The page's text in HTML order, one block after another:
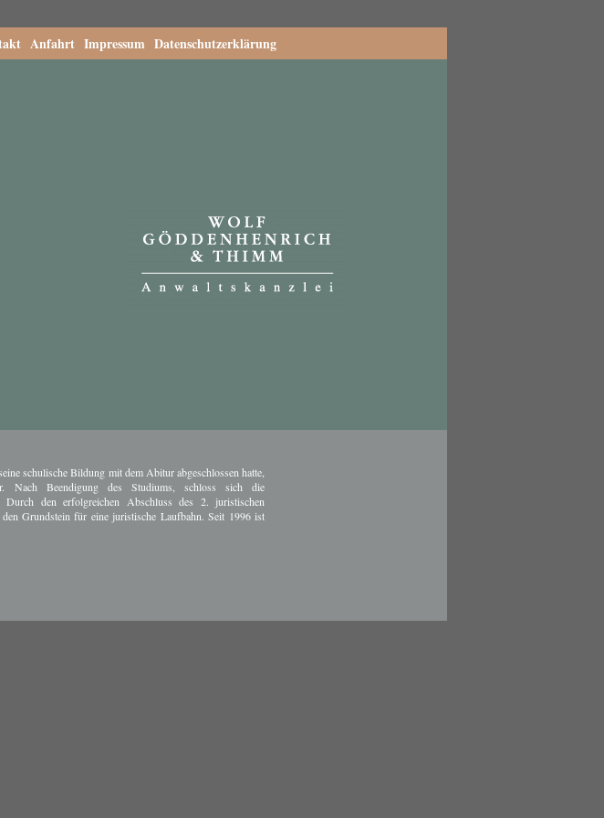
Anfahrt Impressum Datenschutzerklärung
schulische Bildung mit dem Abitur abgeschlossen hatte,
Nach Beendigung des Studiums, schloss sich die
Durch den erfolgreichen Abschluss des 2. juristischen
Grundstein für eine juristische Laufbahn. Seit 1996 ist